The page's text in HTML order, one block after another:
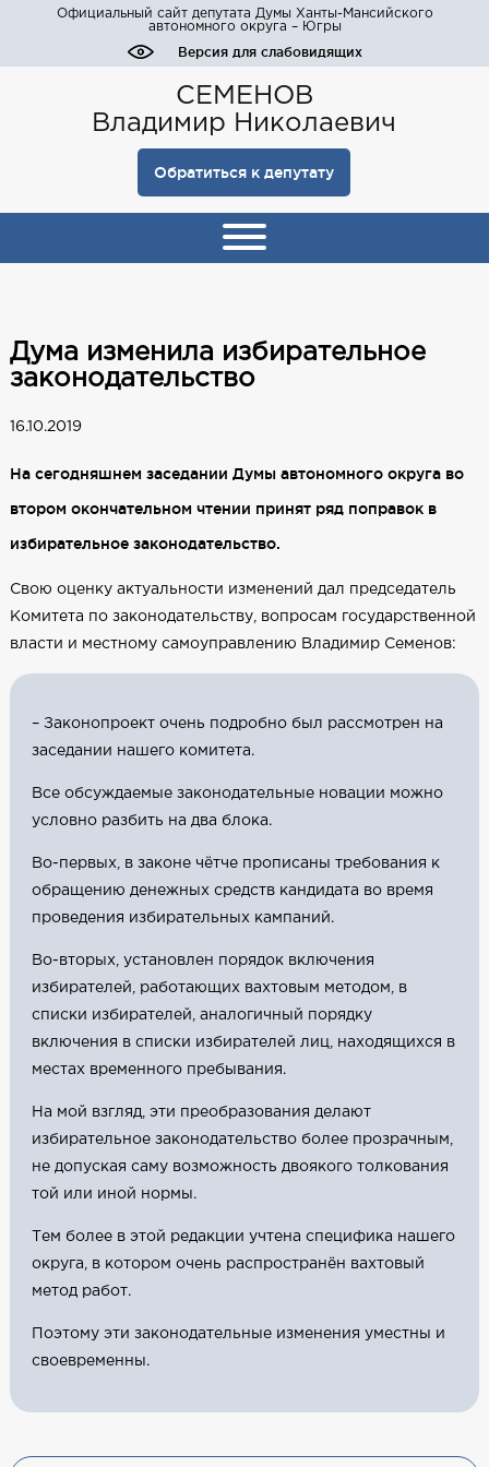
Официальный сайт депутата Думы Ханты-Мансийского
автономного округа – Югры
Версия для слабовидящих
СЕМЕНОВ
Владимир Николаевич
Обратиться к депутату
Дума изменила избирательное
законодательство
16.10.2019
На сегодняшнем заседании Думы автономного округа во
втором окончательном чтении принят ряд поправок в
избирательное законодательство.
Свою оценку актуальности изменений дал председатель
Комитета по законодательству, вопросам государственной
власти и местному самоуправлению Владимир Семенов:
– Законопроект очень подробно был рассмотрен на
заседании нашего комитета.
Все обсуждаемые законодательные новации можно
условно разбить на два блока.
Во-первых, в законе чётче прописаны требования к
обращению денежных средств кандидата во время
проведения избирательных кампаний.
Во-вторых, установлен порядок включения
избирателей, работающих вахтовым методом, в
списки избирателей, аналогичный порядку
включения в списки избирателей лиц, находящихся в
местах временного пребывания.
На мой взгляд, эти преобразования делают
избирательное законодательство более прозрачным,
не допуская саму возможность двоякого толкования
той или иной нормы.
Тем более в этой редакции учтена специфика нашего
округа, в котором очень распространён вахтовый
метод работ.
Поэтому эти законодательные изменения уместны и
своевременны.